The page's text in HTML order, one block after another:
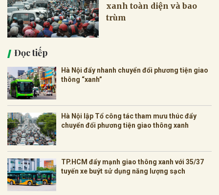
xanh toàn diện và bao
trùm
Đọc tiếp
Hà Nội đẩy nhanh chuyển đổi phương tiện giao
thông “xanh”
Hà Nội lập Tổ công tác tham mưu thúc đẩy
chuyển đổi phương tiện giao thông xanh
TP.HCM đẩy mạnh giao thông xanh với 35/37
tuyến xe buýt sử dụng năng lượng sạch